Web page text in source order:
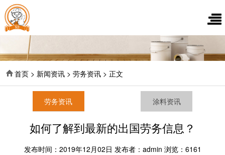
首页 > 新闻资讯 > 劳务资讯 > 正文
劳务资讯 涂料资讯
如何了解到最新的出国劳务信息？
发布时间：2019年12月02日 发布者：admin 浏览：6161